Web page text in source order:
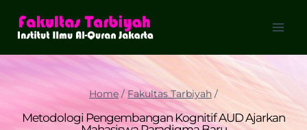
Home / Fakultas Tarbiyah /
Metodologi Pengembangan Kognitif AUD Ajarkan